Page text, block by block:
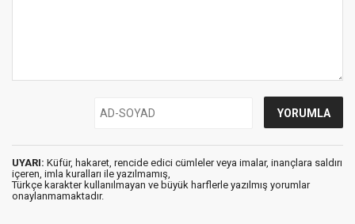
UYARI: Küfür, hakaret, rencide edici cümleler veya imalar, inançlara saldırı
içeren, imla kuralları ile yazılmamış,
Türkçe karakter kullanılmayan ve büyük harflerle yazılmış yorumlar
onaylanmamaktadır.